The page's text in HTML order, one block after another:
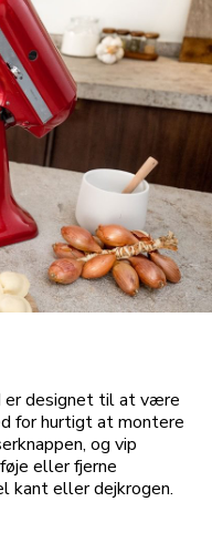
er designet til at være
for hurtigt at montere
og vip
eller fjerne
kant eller dejkrogen.